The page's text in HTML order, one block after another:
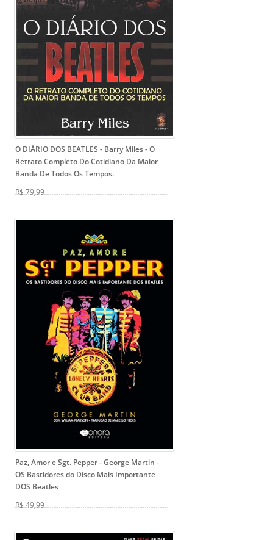
O DIÁRIO DOS BEATLES - Barry Miles- O
Retrato Completo Do Cotidiano Da Maior
Banda De Todos Os Tempos.
R$ 79,99
Paz, Amor e Sgt. Pepper - George Martin -
OS Bastidores do Disco Mais Importante
DOS Beatles
R$ 49,99